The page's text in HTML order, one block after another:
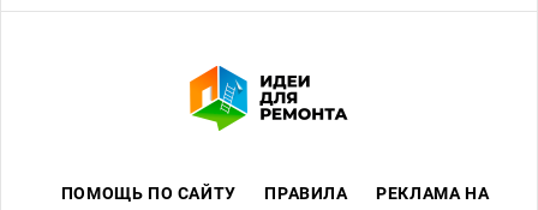
ПОМОЩЬ ПО САЙТУ ПРАВИЛА РЕКЛАМА НА